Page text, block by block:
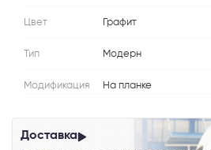
Цвет Графит
Тип Модерн
Модификация На планке
Доставка